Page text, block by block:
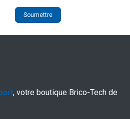
Soumettre
, votre boutique Brico-Tech de